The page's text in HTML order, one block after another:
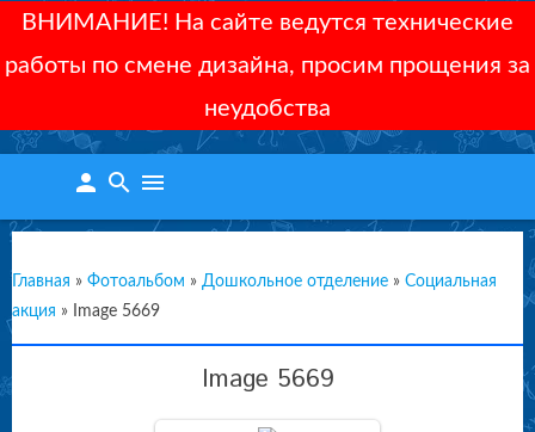
ВНИМАНИЕ! На сайте ведутся технические
работы по смене дизайна, просим прощения за
неудобства
person search menu
Главная » Фотоальбом » Дошкольное отделение » Социальная
акция » Image 5669
Image 5669